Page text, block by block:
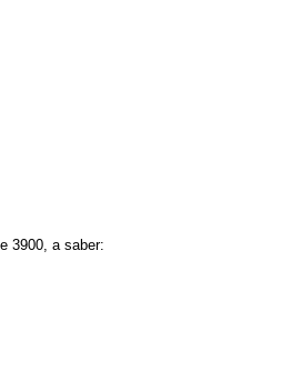
3900, a saber: